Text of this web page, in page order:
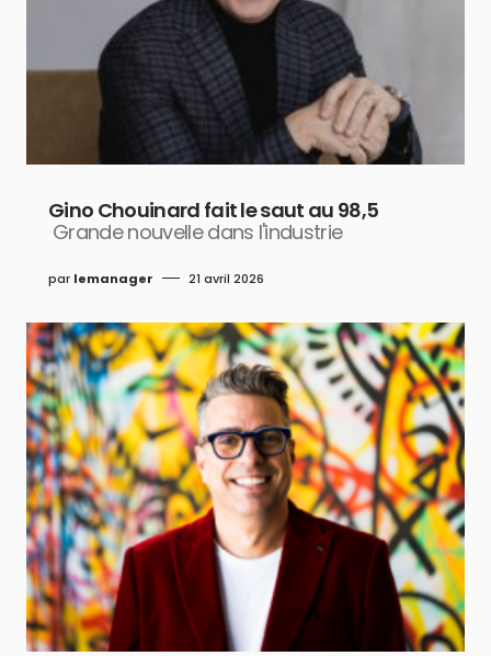
Gino Chouinard fait le saut au 98,5
Grande nouvelle dans l'industrie
par lemanager 21 avril 2026